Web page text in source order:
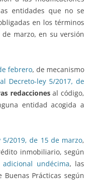
entidades que no se
en los términos
marzo, en su versión
febrero, de mecanismo
Decreto-ley 5/2017, de
redaccionesal código,
entidad acogida a
5/2019, de 15 de marzo,
inmobiliario, según
adicional undécima, las
Prácticas según